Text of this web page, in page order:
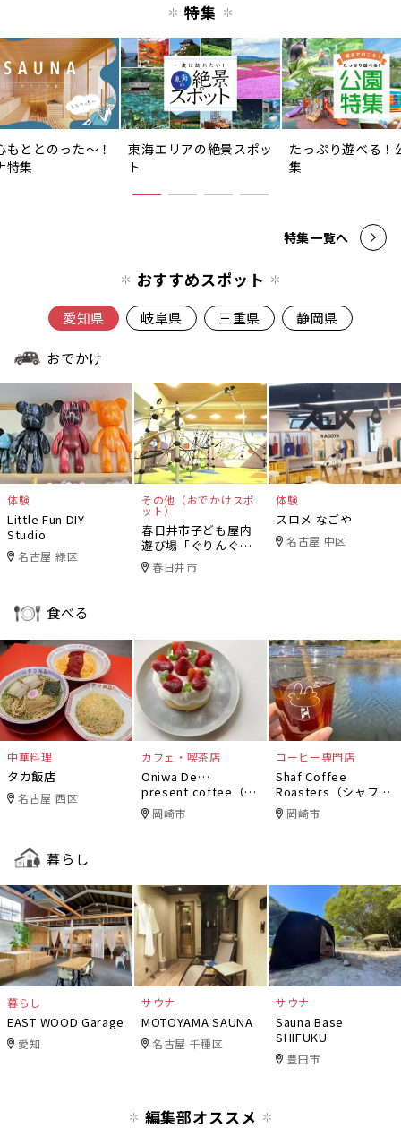
特集
もととのった〜！
特集
東海エリアの絶景スポッ
ト
たっぷり遊べる！
集
特集一覧へ
おすすめスポット
愛知県 岐阜県 三重県 静岡県
おでかけ
体験
Little Fun DIY
Studio
名古屋 緑区
その他（おでかけスポ
ット）
春日井市子ども屋内
遊び場「ぐりんぐり
ん」春日井市
体験
スロメ なごや
名古屋 中区
食べる
中華料理
タカ飯店
名古屋 西区
カフェ・喫茶店
Oniwa De…
present coffee（オ
ニワデ）
岡崎市
コーヒー専門店
Shaf Coffee
Roasters（シャフコ
ーヒーロースター
ズ）
岡崎市
暮らし
暮らし
EAST WOOD Garage
愛知
サウナ
MOTOYAMA SAUNA
名古屋 千種区
サウナ
Sauna Base
SHIFUKU
豊田市
編集部オススメ